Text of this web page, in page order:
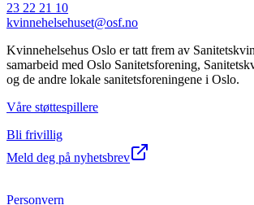
23 22 21 10
kvinnehelsehuset@osf.no
Kvinnehelsehus Oslo er tatt frem av
samarbeid med Oslo Sanitetsforening,
og de andre lokale sanitetsforeningene i Oslo.
Våre støttespillere
Bli frivillig
Meld deg på nyhetsbrev
Personvern